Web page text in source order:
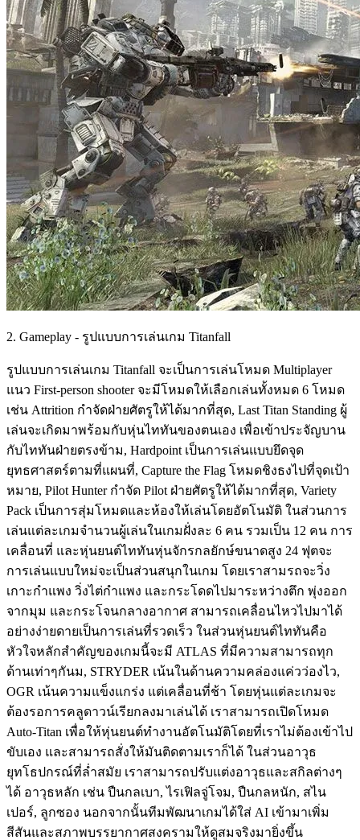
2. Gameplay - รูปแบบการเล่นเกม Titanfall
รูปแบบการเล่นเกม Titanfall จะเป็นการเล่นโหมด Multiplayer
แนว First-person shooter จะมีโหมดให้เลือกเล่นทั้งหมด 6 โหมด
เช่น Attrition กำจัดฝ่ายศัตรูให้ได้มากที่สุด, Last Titan Standing ผู้
เล่นจะเกิดมาพร้อมกับหุ่นไททันของตนเอง เพื่อเข้าประจัญบาน
กับไททันฝ่ายตรงข้าม, Hardpoint เป็นการเล่นแบบยึดจุด
ยุทธศาสตร์ตามที่แผนที่, Capture the Flag โหมดชิงธงไปที่จุดเป้า
หมาย, Pilot Hunter กำจัด Pilot ฝ่ายศัตรูให้ได้มากที่สุด, Variety
Pack เป็นการสุ่มโหมดและห้องให้เล่นโดยอัตโนมัติ ในส่วนการ
เล่นแต่ละเกมจำนวนผู้เล่นในเกมฝั่งละ 6 คน รวมเป็น 12 คน การ
เคลื่อนที่ และหุ่นยนต์ไททันหุ่นจักรกลยักษ์ขนาดสูง 24 ฟุตจะ
การเล่นแบบใหม่จะเป็นส่วนสนุกในเกม โดยเราสามรถจะวิ่ง
เกาะกำแพง วิ่งไต่กำแพง และกระโดดไปมาระหว่างตึก พุ่งออก
จากมุม และกระโจนกลางอากาศ สามารถเคลื่อนไหวไปมาได้
อย่างง่ายดายเป็นการเล่นที่รวดเร็ว ในส่วนหุ่นยนต์ไททันคือ
หัวใจหลักสำคัญของเกมนี้จะมี ATLAS ที่มีความสามารถทุก
ด้านเท่าๆกันม, STRYDER เน้นในด้านความคล่องแค่วว่องไว,
OGR เน้นความแข็งแกร่ง แต่เคลื่อนที่ช้า โดยหุ่นแต่ละเกมจะ
ต้องรอการคลูดาวน์เรียกลงมาเล่นได้ เราสามารถเปิดโหมด
Auto-Titan เพื่อให้หุ่นยนต์ทำงานอัตโนมัติโดยที่เราไม่ต้องเข้าไป
ขับเอง และสามารถสั่งให้มันติดตามเราก็ได้ ในส่วนอาวุธ
ยุทโธปกรณ์ที่ล่ำสมัย เราสามารถปรับแต่งอาวุธและสกิลต่างๆ
ได้ อาวุธหลัก เช่น ปืนกลเบา, ไรเฟิลจู่โจม, ปืนกลหนัก, สไน
เปอร์, ลูกซอง นอกจากนั้นทีมพัฒนาเกมได้ใส่ AI เข้ามาเพิ่ม
สีสันและสภาพบรรยากาศสงครามให้ดูสมจริงมายิ่งขึ้น